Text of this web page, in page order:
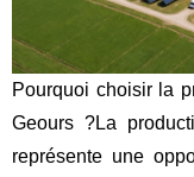
Pourquoi choisir la
Geours ?La
représente une